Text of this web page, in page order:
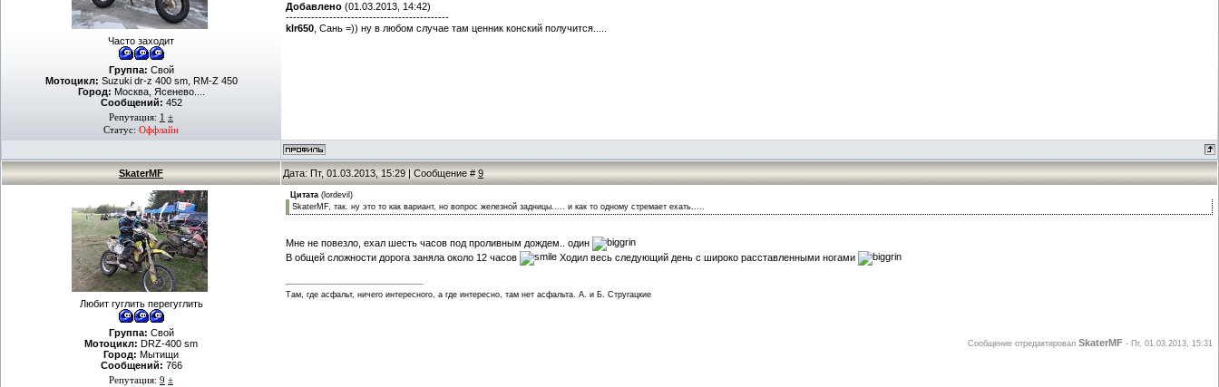
Часто заходит
Группа: Свой
Мотоцикл: Suzuki dr-z 400 sm, RM-Z 450
Город: Москва, Ясенево....
Сообщений: 452
Репутация: 1 ±
Статус: Оффлайн
Добавлено (01.03.2013, 14:42)
---------------------------------------------
klr650 , Сань =)) ну в любом случае там ценник конский получится.....
SkaterMF Дата: Пт, 01.03.2013, 15:29 | Сообщение # 9
Любит гуглить перегуглить
Группа: Свой
Мотоцикл: DRZ-400 sm
Город: Мытищи
Сообщений: 766
Репутация: 9 ±
Цитата ( lordevil )
SkaterMF, так. ну это то как вариант, но вопрос железной задницы..... и как то одному стремает ехать.....
Мне не повезло, ехал шесть часов под проливным дождем.. один
В общей сложности дорога заняла около 12 часов
Ходил весь следующий день с широко расставленными ногами
Там, где асфальт, ничего интересного, а где интересно, там нет асфальта. А. и Б. Стругацкие
Сообщение отредактировал SkaterMF - Пт, 01.03.2013, 15:31